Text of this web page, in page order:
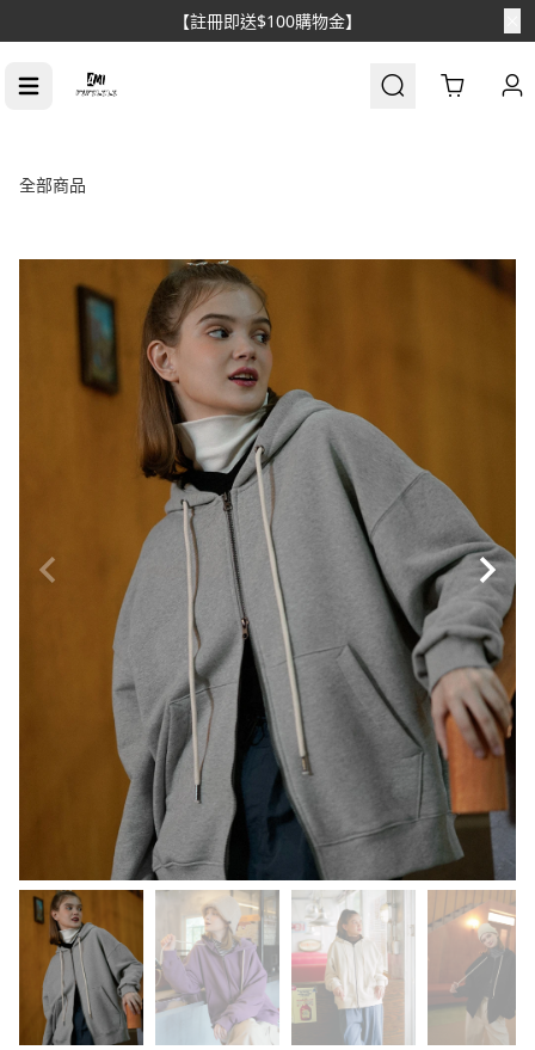
【註冊即送$100購物金】
Cart
全部商品